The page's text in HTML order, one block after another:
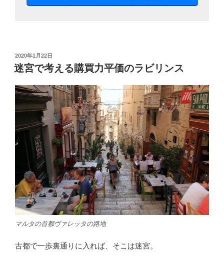
投
稿
日:
2020年1月22日
迷宮で考える購買力平価のラビリンス
マルタの首都ヴァレッタの路地
古都で一歩裏通りに入れば、そこは迷宮。